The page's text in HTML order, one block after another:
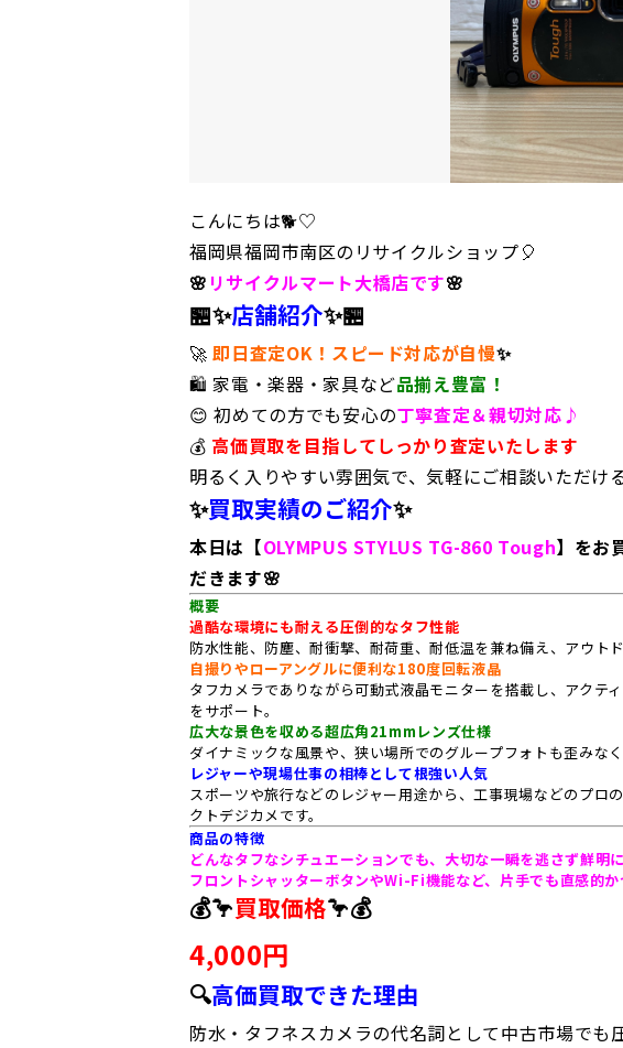
こんにちは🐕♡
福岡県福岡市南区のリサイクルショップ🎈
🌸 リサイクルマート大橋店です🌸
🏪✨店舗紹介✨🏪
🚀即日査定OK！スピード対応が自慢✨
🛍️家電・楽器・家具など品揃え豊富！
😊初めての方でも安心の丁寧査定＆親切対応♪
💰 高価買取を目指してしっかり査定いたします
明るく入りやすい雰囲気で、気軽にご相談いただけ
✨買取実績のご紹介✨
本日は【OLYMPUS STYLUS TG-860 Tough】をお
だきます🌸
概要
過酷な環境にも耐える圧倒的なタフ性能
防水性能、防塵、耐衝撃、耐荷重、耐低温を兼ね備え、アウト
自撮りやローアングルに便利な180度回転液晶
タフカメラでありながら可動式液晶モニターを搭載し、アクテ
をサポート。
広大な景色を収める超広角21mmレンズ仕様
ダイナミックな風景や、狭い場所でのグループフォトも歪みな
レジャーや現場仕事の相棒として根強い人気
スポーツや旅行などのレジャー用途から、工事現場などのプロ
クトデジカメです。
商品の特徴
どんなタフなシチュエーションでも、大切な一瞬を逃さず鮮明
フロントシャッターボタンやWi-Fi機能など、片手でも直感的
💰🦩買取価格🦩💰
4,000円
🔍高価買取できた理由
防水・タフネスカメラの代名詞として中古市場で